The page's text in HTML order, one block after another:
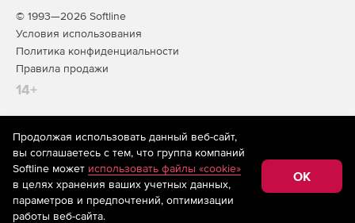
просмотреть графики, записанные с помощью
«датчиков»;
многое другое.
© 1993—2026 Softline
Условия использования
Политика конфиденциальности
Правила продажи
14+
На информационном ресурсе store.softline.ru применяются
рекомендательные технологии(информационные технологии
предоставления информации на основе сбора,
систематизации и анализа сведений, относящихся к
предпочтениям пользователей сети «Интернет»,
находящихся на территории Российской Федерации)
Продолжая использовать данный веб-сайт,
вы соглашаетесь с тем, что группа компаний
Softline может использовать файлы «cookie»
в целях хранения ваших учетных данных,
параметров и предпочтений, оптимизации
работы веб-сайта.
OK